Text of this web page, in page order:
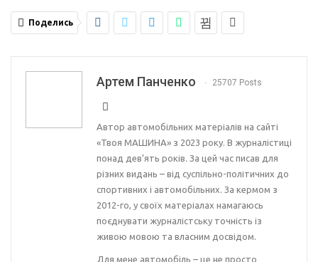
Поделись
Артем Панченко 25707 Posts
Автор автомобільних матеріалів на сайті
«Твоя МАШИНА» з 2023 року. В журналістиці
понад дев’ять років. За цей час писав для
різних видань – від суспільно-політичних до
спортивних і автомобільних. За кермом з
2012-го, у своїх матеріалах намагаюсь
поєднувати журналістську точність із
живою мовою та власним досвідом.
Для мене автомобіль – це не просто